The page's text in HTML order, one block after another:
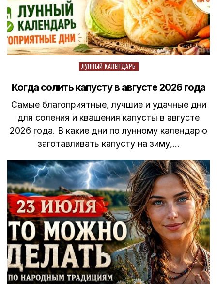
Posted
ЛУННЫЙ КАЛЕНДАРЬ
Когда солить капусту в августе 2026 года
Самые благоприятные, лучшие и удачные дни
для соления и квашения капусты в августе
2026 года. В какие дни по лунному календарю
заготавливать капусту на зиму,…